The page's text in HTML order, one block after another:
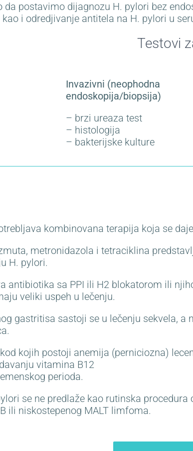
da postavimo dijagnozu H. pylori bez
i odredjivanje antitela na H. pylori u
Testovi
Invazivni (neophodna
endoskopija/biopsija)
– brzi ureaza test
– histologija
– bakterijske kulture
kombinovana terapija koja se
metronidazola i tetraciklina
H. pylori.
antibiotika sa PPI ili H2 blokatorom ili
veliki uspeh u lečenju.
gastritisa sastoji se u lečenju sekvela, a
kojih postoji anemija (perniciozna)
vitamina B12
perioda.
se ne predlaže kao rutinska procedura
ili niskostepenog MALT limfoma.